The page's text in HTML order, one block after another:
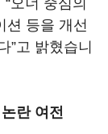
오너 중심의
션 등을 개선
”고 밝혔습니
란 여전